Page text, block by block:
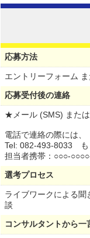
応募方法
エントリーフォーム
応募受付後の連絡
★メール (SMS) または
電話で連絡の際には、
Tel: 082-493-8033 も
担当者携帯：○○○-
選考プロセス
ライブワークによる
談
コンサルタントから一